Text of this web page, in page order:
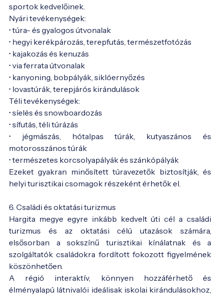
sportok kedvelőinek.
Nyári tevékenységek:
• túra- és gyalogos útvonalak
• hegyi kerékpározás, terepfutás, természetfotózás
• kajakozás és kenuzás
• via ferrata útvonalak
• kanyoning, bobpályák, siklóernyőzés
• lovastúrák, terepjárós kirándulások
Téli tevékenységek:
• síelés és snowboardozás
• sífutás, téli túrázás
• jégmászás, hótalpas túrák, kutyaszános és
motorosszános túrák
• természetes korcsolyapályák és szánkópályák
Ezeket gyakran minősített túravezetők biztosítják, és
helyi turisztikai csomagok részeként érhetők el.
6. Családi és oktatási turizmus
Hargita megye egyre inkább kedvelt úti cél a családi
turizmus és az oktatási célú utazások számára,
elsősorban a sokszínű turisztikai kínálatnak és a
szolgáltatók családokra fordított fokozott figyelmének
köszönhetően.
A régió interaktív, könnyen hozzáférhető és
élményalapú látnivalói ideálisak iskolai kirándulásokhoz,